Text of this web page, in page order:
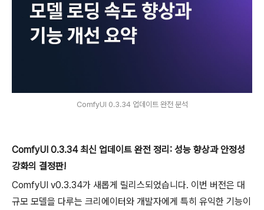
ComfyUI 0.3.34 업데이트 완전 분석
ComfyUI 0.3.34 최신 업데이트 완전 정리: 성능 향상과 안정성
강화의 결정판!
ComfyUI v0.3.34가 새롭게 릴리스되었습니다. 이번 버전은 대
규모 모델을 다루는 크리에이터와 개발자에게 특히 유익한 기능이